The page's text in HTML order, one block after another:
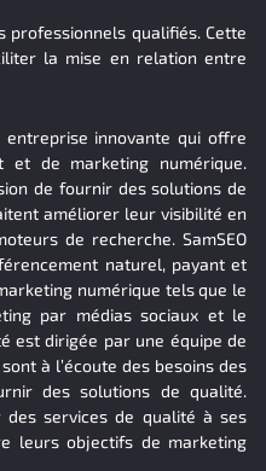
professionnels qualifiés. Cette
la mise en relation entre
entreprise innovante qui offre
et de marketing numérique.
de fournir des solutions de
améliorer leur visibilité en
de recherche. SamSEO
naturel, payant et
numérique tels que le
par médias sociaux et le
est dirigée par une équipe de
à l’écoute des besoins des
des solutions de qualité.
des services de qualité à ses
leurs objectifs de marketing